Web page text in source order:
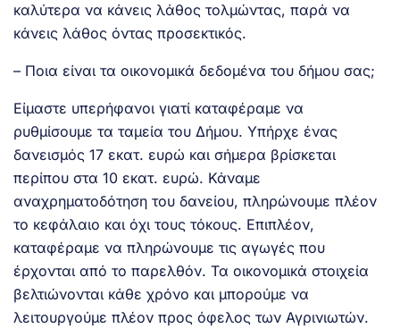
καλύτερα να κάνεις λάθος τολμώντας, παρά να
κάνεις λάθος όντας προσεκτικός.
– Ποια είναι τα οικονομικά δεδομένα του δήμου σας;
Είμαστε υπερήφανοι γιατί καταφέραμε να
ρυθμίσουμε τα ταμεία του Δήμου. Υπήρχε ένας
δανεισμός 17 εκατ. ευρώ και σήμερα βρίσκεται
περίπου στα 10 εκατ. ευρώ. Κάναμε
αναχρηματοδότηση του δανείου, πληρώνουμε πλέον
το κεφάλαιο και όχι τους τόκους. Επιπλέον,
καταφέραμε να πληρώνουμε τις αγωγές που
έρχονται από το παρελθόν. Τα οικονομικά στοιχεία
βελτιώνονται κάθε χρόνο και μπορούμε να
λειτουργούμε πλέον προς όφελος των Αγρινιωτών.